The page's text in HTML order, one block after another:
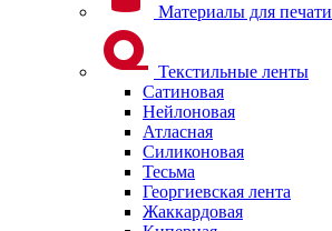
Материалы для печати
Текстильные ленты
Сатиновая
Нейлоновая
Атласная
Силиконовая
Тесьма
Георгиевская лента
Жаккардовая